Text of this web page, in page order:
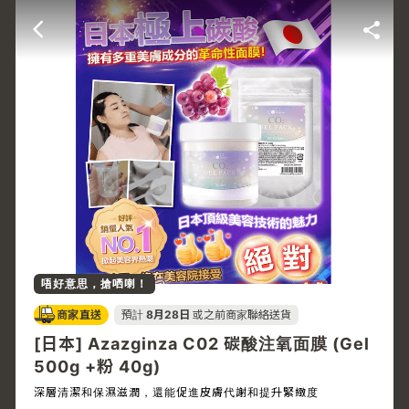
唔好意思，搶哂喇！
商家直送 預計 8月28日 或之前商家聯絡送貨
[日本] Azazginza C02 碳酸注氧面膜 (Gel
500g +粉 40g)
深層清潔和保濕滋潤，還能促進皮膚代謝和提升緊緻度